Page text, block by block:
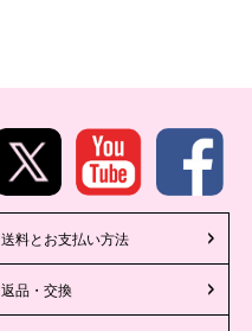
送料とお支払い方法
返品・交換